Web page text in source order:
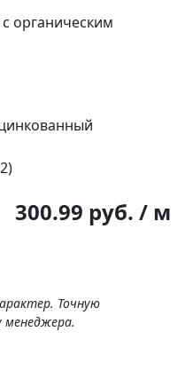
300.99 руб. / м
Точную